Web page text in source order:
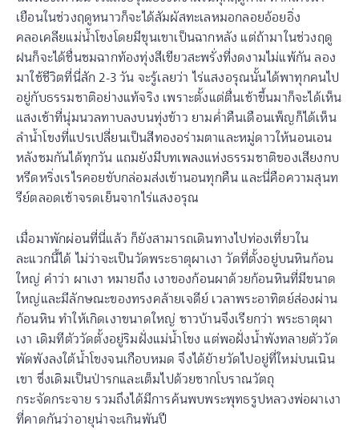
เยือนในช่วงฤดูหนาวก็จะได้สัมผัสทะเลหมอกลอยอ้อยอิ่ง
คลอเคลียแม่น้ำโขงโดยมีขุนเขาเป็นฉากหลัง แต่ถ้ามาในช่วงฤดู
ฝนก็จะได้ชื่นชมฉากท้องทุ่งสีเขียวสะพรั่งที่งดงามไม่แพ้กัน ลอง
มาใช้ชีวิตที่นี่สัก 2-3 วัน จะรู้เลยว่า ไร่แสงอรุณนั้นได้พาทุกคนไป
อยู่กับธรรมชาติอย่างแท้จริง เพราะตั้งแต่ตื่นเช้าขึ้นมาก็จะได้เห็น
แสงเช้าที่นุ่มนวลทาบลงบนทุ่งข้าว ยามค่ำคืนเดือนเพ็ญก็ได้เห็น
ลำน้ำโขงที่แปรเปลี่ยนเป็นสีทองอร่ามตาและหมู่ดาวให้นอนเอน
หลังชมกันได้ทุกวัน แถมยังมีบทเพลงแห่งธรรมชาติของเสียงกบ
หรีดหริ่งเรไรคอยขับกล่อมส่งเข้านอนทุกคืน และนี่คือความสุนท
รีย์ตลอดเช้าจรดเย็นจากไร่แสงอรุณ
เมื่อมาพักผ่อนที่นี่แล้ว ก็ยังสามารถเดินทางไปท่องเที่ยวใน
ละแวกนี้ได้ ไม่ว่าจะเป็นวัดพระธาตุผาเงา วัดที่ตั้งอยู่บนหินก้อน
ใหญ่ คำว่า ผาเงา หมายถึง เงาของก้อนผาด้วยก้อนหินที่มีขนาด
ใหญ่และมีลักษณะของทรงคล้ายเจดีย์ เวลาพระอาทิตย์ส่องผ่าน
ก้อนหิน ทำให้เกิดเงาขนาดใหญ่ ชาวบ้านจึงเรียกว่า พระธาตุผา
เงา เดิมทีตัววัดตั้งอยู่ริมฝั่งแม่น้ำโขง แต่พอฝั่งน้ำพังทลายตัววัด
พัดพังลงใต้น้ำโขงจนเกือบหมด จึงได้ย้ายวัดไปอยู่ที่ใหม่บนเนิน
เขา ซึ่งเดิมเป็นป่ารกและเต็มไปด้วยซากโบราณวัตถุ
กระจัดกระจาย รวมถึงได้มีการค้นพบพระพุทธรูปหลวงพ่อผาเงา
ที่คาดกันว่าอายุน่าจะเกินพันปี